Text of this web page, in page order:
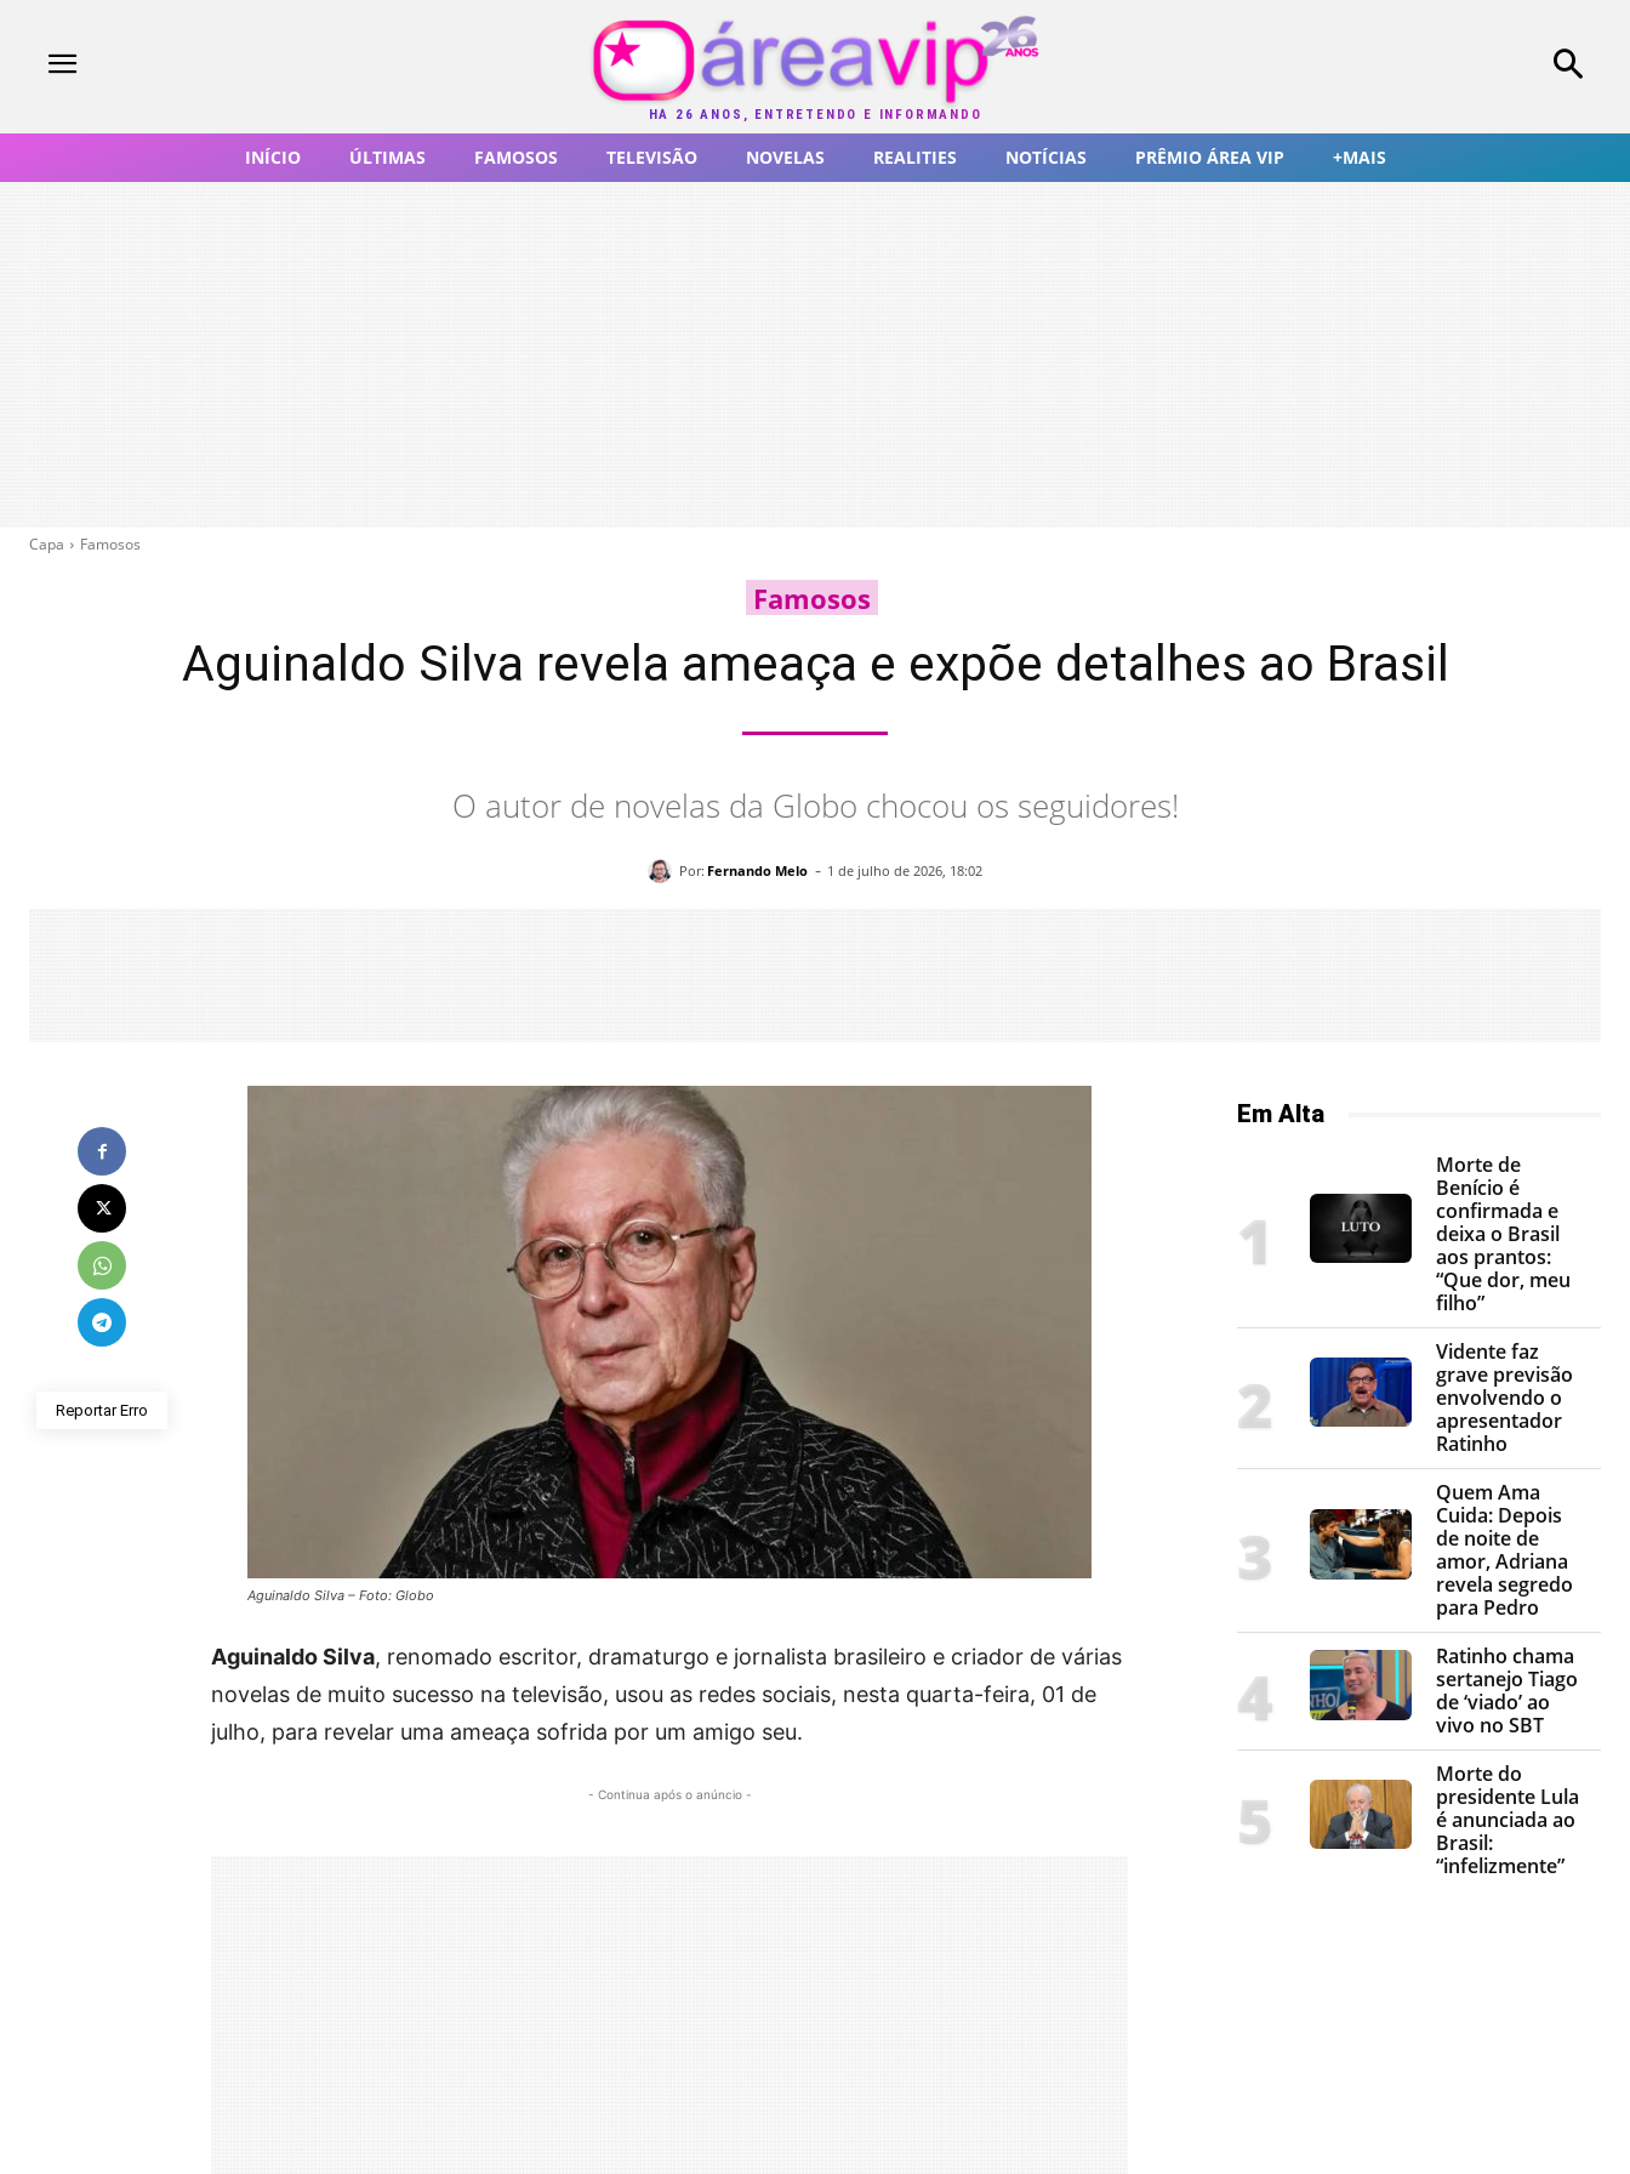
HÁ 26 ANOS, ENTRETENDO E INFORMANDO
INÍCIO ÚLTIMAS FAMOSOS TELEVISÃO NOVELAS REALITIES NOTÍCIAS PRÊMIO ÁREA VIP +MAIS
Capa Famosos
Famosos
Aguinaldo Silva revela ameaça e expõe detalhes ao Brasil
O autor de novelas da Globo chocou os seguidores!
Por: Fernando Melo - 1 de julho de 2026, 18:02
Reportar Erro
Aguinaldo Silva – Foto: Globo
Aguinaldo Silva, renomado escritor, dramaturgo e jornalista brasileiro e criador de várias
novelas de muito sucesso na televisão, usou as redes sociais, nesta quarta-feira, 01 de
julho, para revelar uma ameaça sofrida por um amigo seu.
- Continua após o anúncio -
Em Alta
Morte de
Benício é
confirmada e
deixa o Brasil
aos prantos:
“Que dor, meu
filho”
Vidente faz
grave previsão
envolvendo o
apresentador
Ratinho
Quem Ama
Cuida: Depois
de noite de
amor, Adriana
revela segredo
para Pedro
Ratinho chama
sertanejo Tiago
de ‘viado’ ao
vivo no SBT
Morte do
presidente Lula
é anunciada ao
Brasil:
“infelizmente”